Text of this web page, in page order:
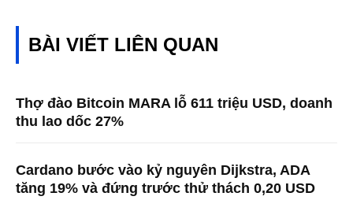
BÀI VIẾT LIÊN QUAN
Thợ đào Bitcoin MARA lỗ 611 triệu USD, doanh
thu lao dốc 27%
Cardano bước vào kỷ nguyên Dijkstra, ADA
tăng 19% và đứng trước thử thách 0,20 USD